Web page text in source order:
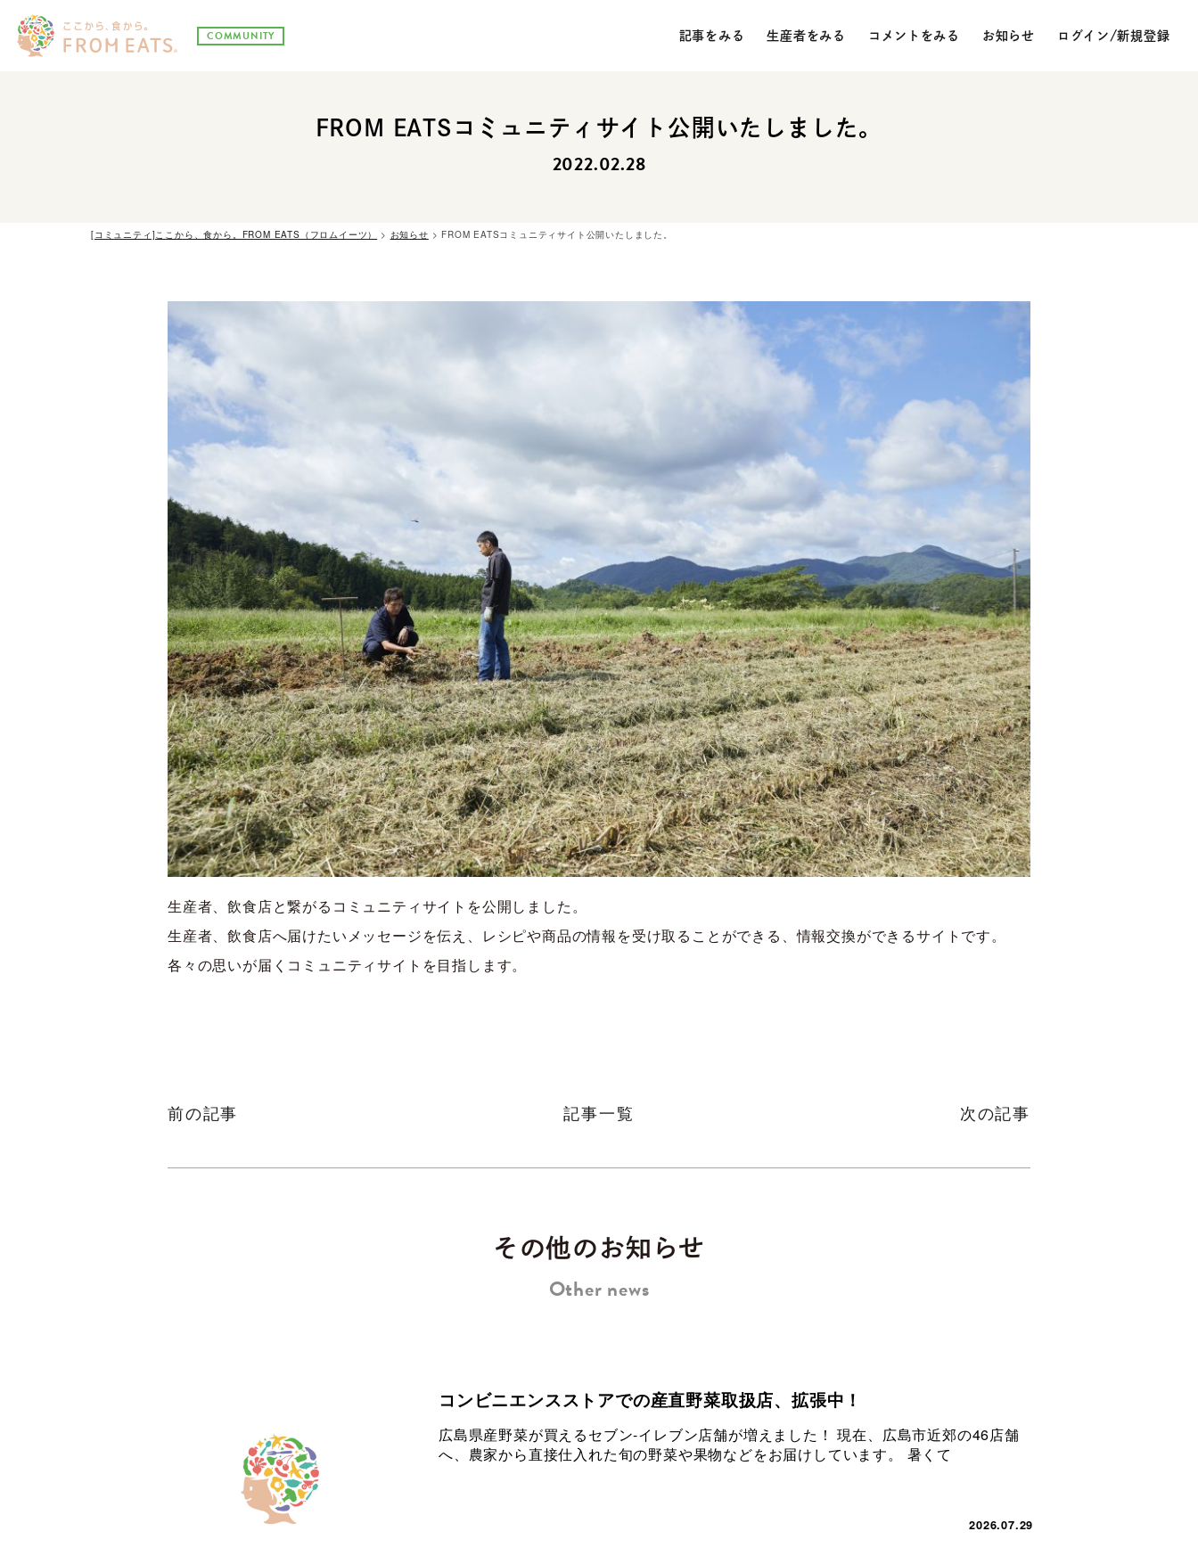
COMMUNITY 記事をみる 生産者をみる コメントをみる お知らせ ログイン/新規登録
FROM EATSコミュニティサイト公開いたしました。
2022.02.28
[コミュニティ]ここから、食から。FROM EATS（フロムイーツ） > お知らせ > FROM EATSコミュニティサイト公開いたしました。
生産者、飲食店と繋がるコミュニティサイトを公開しました。
生産者、飲食店へ届けたいメッセージを伝え、レシピや商品の情報を受け取ることができる、情報交換ができるサイトです。
各々の思いが届くコミュニティサイトを目指します。
前の記事 記事一覧 次の記事
その他のお知らせ
Other news
コンビニエンスストアでの産直野菜取扱店、拡張中！
広島県産野菜が買えるセブン-イレブン店舗が増えました！ 現在、広島市近郊の46店舗
へ、農家から直接仕入れた旬の野菜や果物などをお届けしています。 暑くて
2026.07.29